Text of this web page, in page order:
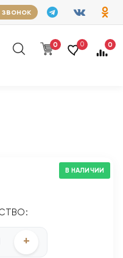
0 0 0
В НАЛИЧИИ
+